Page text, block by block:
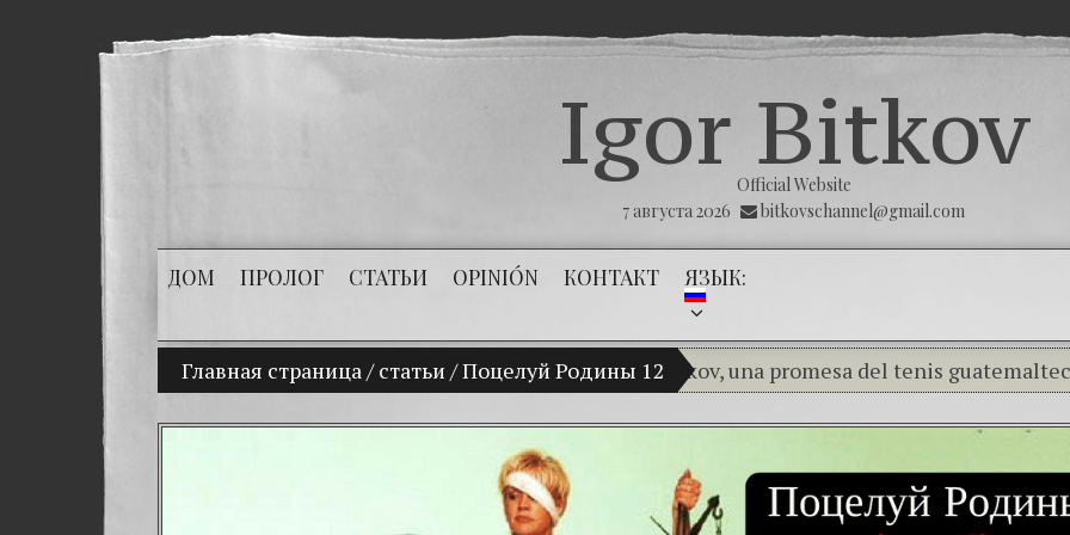
Igor Bitkov
Official Website
7 августа 2026
bitkovschannel@gmail.com
ДОМ ПРОЛОГ СТАТЬИ OPINIÓN КОНТАКТ ЯЗЫК:
Главная страница/ статьи /Поцелуй Родины 12
(Español) Mi hijo Vladimir Bitkov, una promesa del tenis guatemalteco.
(Español) La impunidad absoluta — II
(Español) Las Montañas Rusas – Capítulo